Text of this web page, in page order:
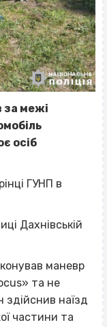
за межі
осіб
ГУНП в
Дахнівській
маневр
та не
здійснив наїзд
частини та